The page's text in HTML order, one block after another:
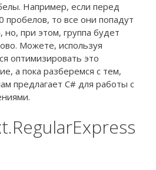
Например, если перед
пробелов, то все они попадут
но, при этом, группа будет
Можете, используя
оптимизировать это
а пока разберемся с тем,
предлагает C# для работы с